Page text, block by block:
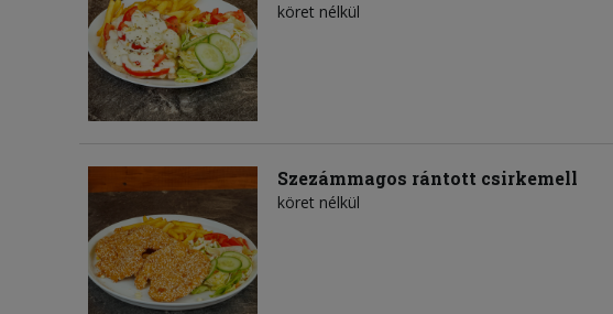
köret nélkül
Szezámmagos rántott csirkemell
köret nélkül